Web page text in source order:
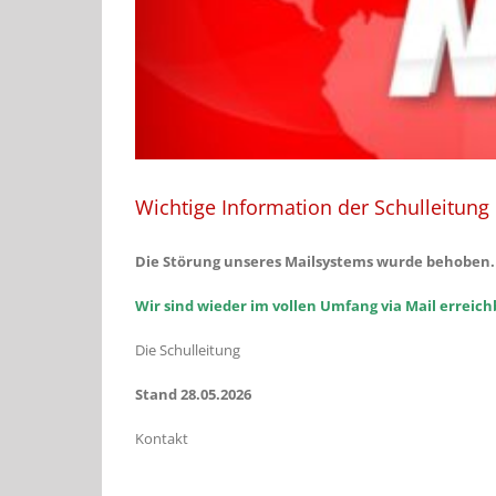
Wichtige Information der Schulleitung
Die Störung unseres Mailsystems wurde behoben.
Wir sind wieder im vollen Umfang via Mail
Die Schulleitung
Stand 28.05.2026
Kontakt